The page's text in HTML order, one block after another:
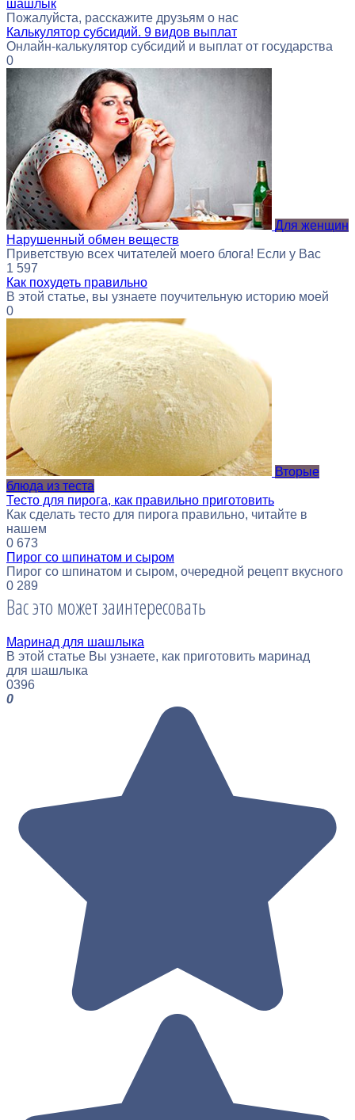
шашлык
Пожалуйста, расскажите друзьям о нас
Калькулятор субсидий. 9 видов выплат
Онлайн-калькулятор субсидий и выплат от государства
0
Для женщин
Нарушенный обмен веществ
Приветствую всех читателей моего блога! Если у Вас
1 597
Как похудеть правильно
В этой статье, вы узнаете поучительную историю моей
0
Вторые
блюда из теста
Тесто для пирога, как правильно приготовить
Как сделать тесто для пирога правильно, читайте в
нашем
0 673
Пирог со шпинатом и сыром
Пирог со шпинатом и сыром, очередной рецепт вкусного
0 289
Вас это может заинтересовать
Маринад для шашлыка
В этой статье Вы узнаете, как приготовить маринад
для шашлыка
0396
0